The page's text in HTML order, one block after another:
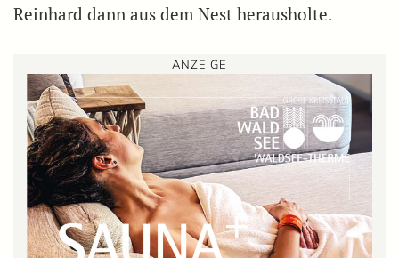
Reinhard dann aus dem Nest herausholte.
ANZEIGE